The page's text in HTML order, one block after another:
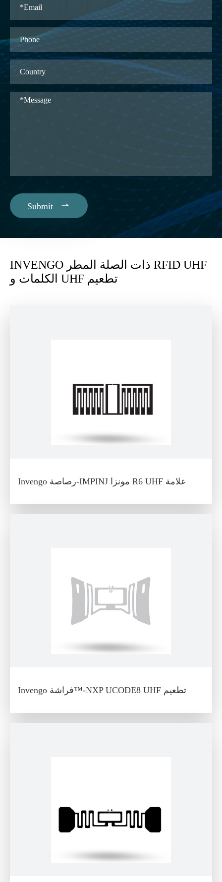
Submit 
INVENGO ذات الصلة المطر RFID UHF
الكلمات و UHF تطعيم
Invengo رصاصة-IMPINJ مونزا R6 UHF علامة
Invengo فراشة™-NXP UCODE8 UHF تطعيم